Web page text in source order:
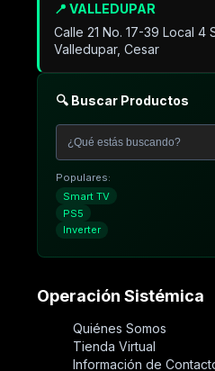
📍 VALLEDUPAR
Calle 21 No. 17-39 Local 4
Valledupar, Cesar
🔍 Buscar Productos
Populares:
Smart TV
PS5
Inverter
Operación Sistémica
Quiénes Somos
Tienda Virtual
Información de